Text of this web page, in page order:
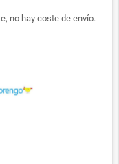
no hay coste de envío.